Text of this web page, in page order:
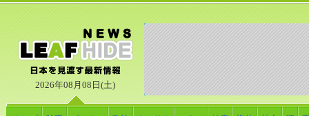
2026年08月08日(土)